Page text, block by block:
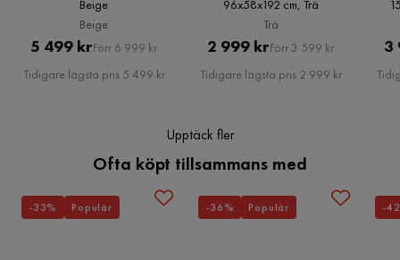
Montering krävs
Serie Indianapolis
Beige
Beige
Pris
5 499 krOriginal
Pris
Förr 6 999 kr
Tidigare lägsta pris 5 499 kr
96x58x192 cm, Trä
Trä
Pris
2 999 krOriginal
Pris
Förr 3 599 kr
Tidigare lägsta pris 2 999 kr
3
Upptäck fler
Ofta köpt tillsammans med
-33% Populär -36% Populär -